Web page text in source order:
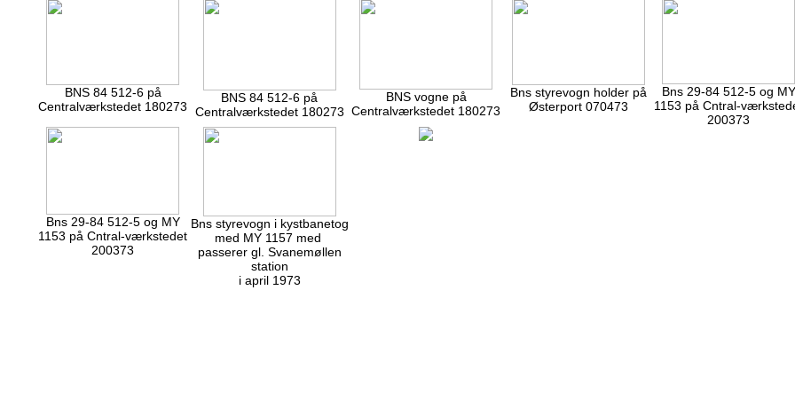
BNS 84 512-6 på
Centralværkstedet 180273
BNS 84 512-6 på
Centralværkstedet 180273
BNS vogne på
Centralværkstedet 180273
Bns styrevogn holder på
Østerport 070473
Bns 29-84 512-5 og MY
1153 på Cntral-
200373
Bns 29-84 512-5 og MY
1153 på Cntral-værkstedet
200373
Bns styrevogn i kystbanetog
med MY 1157 med
passerer gl. Svanemøllen
station
i april 1973